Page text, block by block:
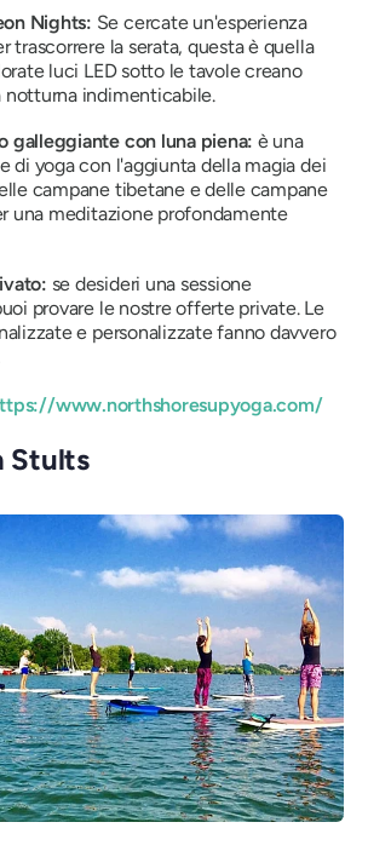
Nights: Se cercate un'esperienza
trascorrere la serata, questa è quella
luci LED sotto le tavole creano
notturna indimenticabile.
galleggiante con luna piena: è una
di yoga con l'aggiunta della magia dei
campane tibetane e delle campane
una meditazione profondamente
se desideri una sessione
provare le nostre offerte private. Le
e personalizzate fanno davvero
www.northshoresupyoga.com/
Stults